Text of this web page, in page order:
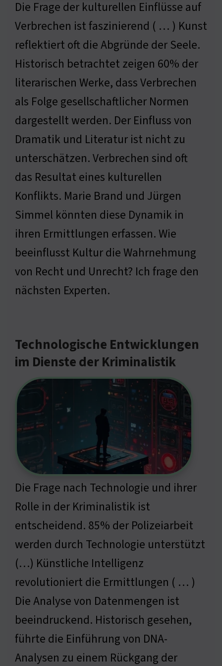
Die Frage der kulturellen Einflüsse auf
Verbrechen ist faszinierend ( … ) Kunst
reflektiert oft die Abgründe der Seele.
Historisch betrachtet zeigen 60% der
literarischen Werke, dass Verbrechen
als Folge gesellschaftlicher Normen
dargestellt werden. Der Einfluss von
Dramatik und Literatur ist nicht zu
unterschätzen. Verbrechen sind oft
das Resultat eines kulturellen
Konflikts. Marie Brand und Jürgen
Simmel könnten diese Dynamik in
ihren Ermittlungen erfassen. Wie
beeinflusst Kultur die Wahrnehmung
von Recht und Unrecht? Ich frage den
nächsten Experten.
Technologische Entwicklungen
im Dienste der Kriminalistik
Die Frage nach Technologie und ihrer
Rolle in der Kriminalistik ist
entscheidend. 85% der Polizeiarbeit
werden durch Technologie unterstützt
(…) Künstliche Intelligenz
revolutioniert die Ermittlungen ( … )
Die Analyse von Datenmengen ist
beeindruckend. Historisch gesehen,
führte die Einführung von DNA-
Analysen zu einem Rückgang der